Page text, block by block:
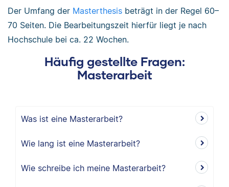
Der Umfang der Masterthesis beträgt in der Regel 60–
70 Seiten. Die Bearbeitungszeit hierfür liegt je nach
Hochschule bei ca. 22 Wochen.
Häufig gestellte Fragen:
Masterarbeit
Was ist eine Masterarbeit?
Wie lang ist eine Masterarbeit?
Wie schreibe ich meine Masterarbeit?